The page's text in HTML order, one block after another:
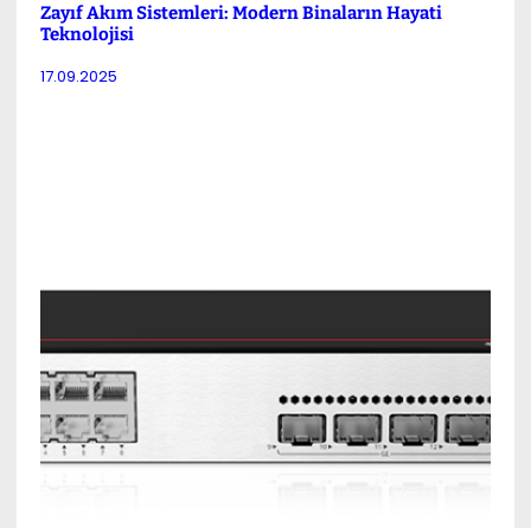
Zayıf Akım Sistemleri: Modern Binaların Hayati
Teknolojisi
17.09.2025